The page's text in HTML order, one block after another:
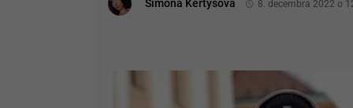
Simona Kertysová 8. decembra 2022 o